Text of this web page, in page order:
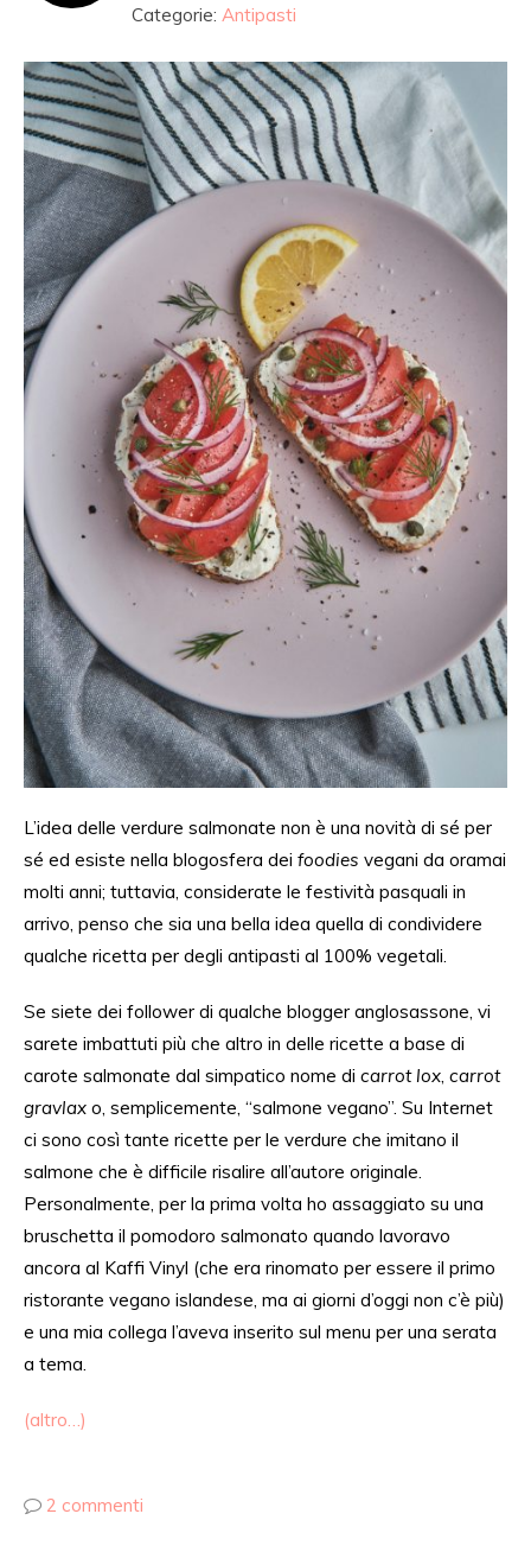
Categorie: Antipasti
L’idea delle verdure salmonate non è una novità di sé per
sé ed esiste nella blogosfera dei foodies vegani da oramai
molti anni; tuttavia, considerate le festività pasquali in
arrivo, penso che sia una bella idea quella di condividere
qualche ricetta per degli antipasti al 100% vegetali.
Se siete dei follower di qualche blogger anglosassone, vi
sarete imbattuti più che altro in delle ricette a base di
carote salmonate dal simpatico nome di carrot lox carrot
gravlax o, semplicemente, “salmone vegano”. Su Internet
ci sono così tante ricette per le verdure che imitano il
salmone che è difficile risalire all’autore originale.
Personalmente , per la prima volta ho assaggiato su una
bruschetta il pomodoro salmonato quando lavoravo
ancora al Kaffi Vinyl (che era rinomato per essere il primo
ristorante vegano islandese, ma ai giorni d’oggi non c’è più)
e una mia collega l’aveva inserito sul menu per una serata
a tema.
(altro…)
2 commenti